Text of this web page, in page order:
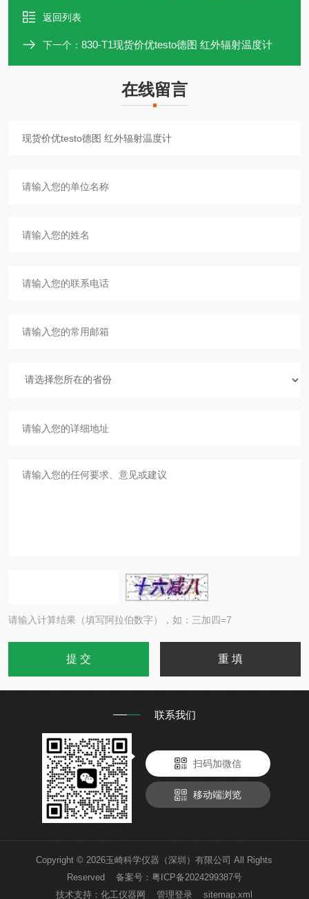
返回列表
下一个： 830-T1现货价优testo德图 红外辐射温度计
在线留言
请输入计算结果（填写阿拉伯数字），如：三加四=7
联系我们
扫码加微信
移动端浏览
Copyright © 2026玉崎科学仪器（深圳）有限公司 All Rights
Reserved 备案号： 粤ICP备2024299387号
技术支持：化工仪器网 管理登录 sitemap.xml